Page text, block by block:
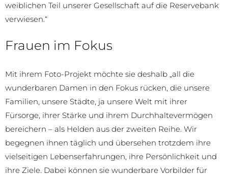
weiblichen Teil unserer Gesellschaft auf die Reservebank
verwiesen.“
Frauen im Fokus
Mit ihrem Foto-Projekt möchte sie deshalb „all die
wunderbaren Damen in den Fokus rücken, die unsere
Familien, unsere Städte, ja unsere Welt mit ihrer
Fürsorge, ihrer Stärke und ihrem Durchhaltevermögen
bereichern – als Helden aus der zweiten Reihe. Wir
begegnen ihnen täglich und übersehen trotzdem ihre
vielseitigen Lebenserfahrungen, ihre Persönlichkeit und
ihre Ziele. Dabei können sie wunderbare Vorbilder für